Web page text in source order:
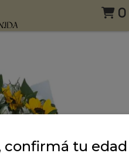
0
confirmá tu edad